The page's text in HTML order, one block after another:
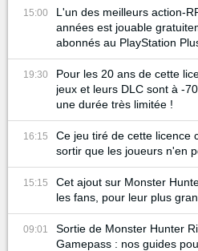
15:00
L'un des meilleurs action-
années est jouable
abonnés au PlayStation
19:30
Pour les 20 ans de cette
jeux et leurs DLC sont à -
une durée très limitée !
16:15
Ce jeu tiré de cette licence
sortir que les joueurs n'en
15:15
Cet ajout sur Monster
les fans, pour leur plus
09:01
Sortie de Monster Hunter
Gamepass : nos guides